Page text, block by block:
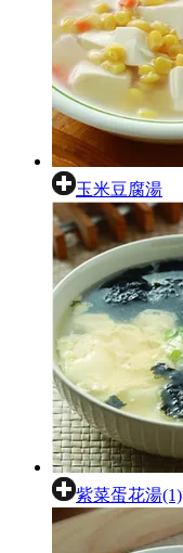
玉米豆腐湯
紫菜蛋花湯(1)